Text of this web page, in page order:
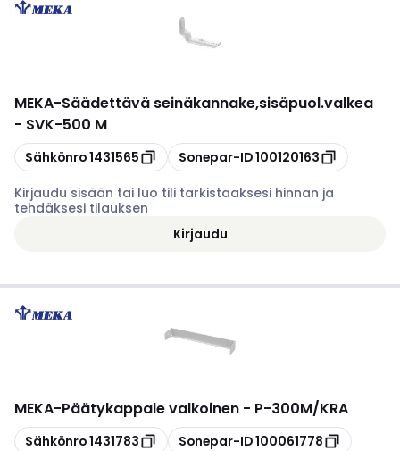
MEKA-Säädettävä seinäkannake,sisäpuol.valkea
- SVK-500 M
Kopioi
Sähkönro1431565 Kopioi
Sonepar-ID100120163
Kirjaudu sisään tai luo tili tarkistaaksesi hinnan ja
tehdäksesi tilauksen
Kirjaudu
MEKA-Päätykappale valkoinen - P-300M/KRA
Kopioi
Sähkönro1431783 Kopioi
Sonepar-ID100061778